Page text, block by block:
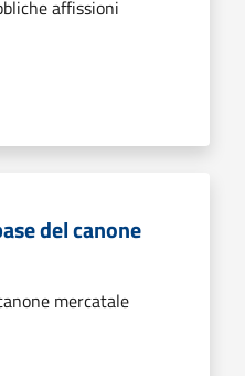
affissioni
del canone
mercatale